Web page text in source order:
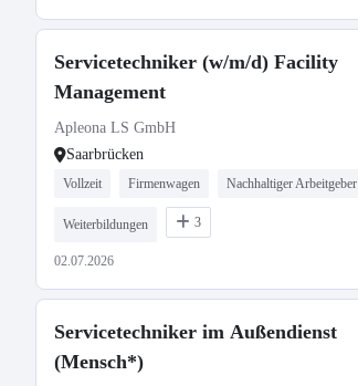
Servicetechniker (w/m/d) Facility
Management
Apleona LS GmbH
Saarbrücken
Vollzeit Firmenwagen Nachhaltiger Arbeitgeber
Weiterbildungen 3
02.07.2026
Servicetechniker im Außendienst
(Mensch*)